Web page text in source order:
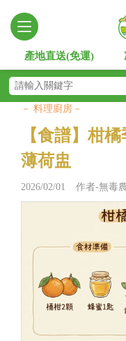
產地直送(免運)
－ 料理廚房－
【食譜】柑
薄荷盅
2026/02/01 作者-無毒農